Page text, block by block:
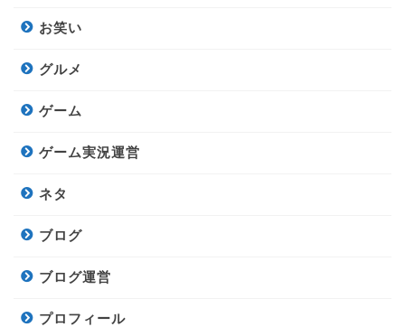
お笑い
グルメ
ゲーム
ゲーム実況運営
ネタ
ブログ
ブログ運営
プロフィール